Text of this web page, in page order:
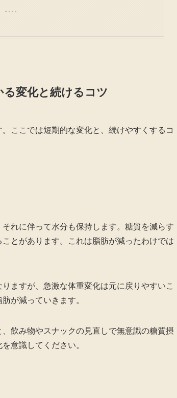
変化と続けるコツ
ここでは短期的な変化と、続けやすくするコ
れに伴って水分も保持します。糖質を減らす
とがあります。これは脂肪が減ったわけでは
ますが、急激な体重変化は元に戻りやすいこ
が減っていきます。
飲み物やスナックの見直しで無意識の糖質摂
意識してください。